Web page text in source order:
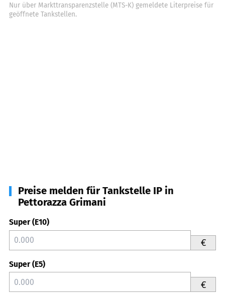
Nur über Markttransparenzstelle (MTS-K) gemeldete Literpreise für
geöffnete Tankstellen.
Preise melden für Tankstelle IP in
Pettorazza Grimani
Super (E10)
€
Super (E5)
€